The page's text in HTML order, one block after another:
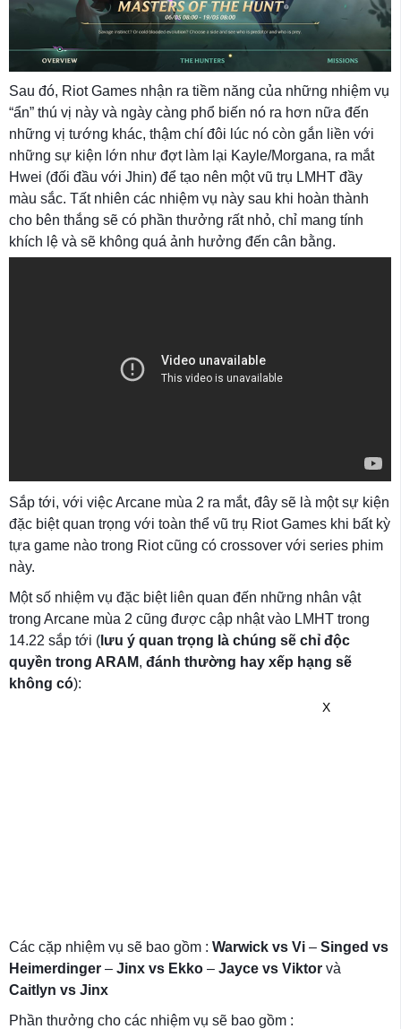
Sau đó, Riot Games nhận ra tiềm năng của những nhiệm vụ
“ẩn” thú vị này và ngày càng phổ biến nó ra hơn nữa đến
những vị tướng khác, thậm chí đôi lúc nó còn gắn liền với
những sự kiện lớn như đợt làm lại Kayle/Morgana, ra mắt
Hwei (đối đầu với Jhin) để tạo nên một vũ trụ LMHT đầy
màu sắc. Tất nhiên các nhiệm vụ này sau khi hoàn thành
cho bên thắng sẽ có phần thưởng rất nhỏ, chỉ mang tính
khích lệ và sẽ không quá ảnh hưởng đến cân bằng.
Sắp tới, với việc Arcane mùa 2 ra mắt, đây sẽ là một sự kiện
đặc biệt quan trọng với toàn thể vũ trụ Riot Games khi bất kỳ
tựa game nào trong Riot cũng có crossover với series phim
này.
Một số nhiệm vụ đặc biệt liên quan đến những nhân vật
trong Arcane mùa 2 cũng được cập nhật vào LMHT trong
14.22 sắp tới ( lưu ý quan trọng là chúng sẽ chỉ độc
quyền trong ARAM, đánh thường hay xếp hạng sẽ
không có):
X
Các cặp nhiệm vụ sẽ bao gồm : Warwick vs Vi – Singed vs
Heimerdinger – Jinx vs Ekko – Jayce vs Viktor và
Caitlyn vs Jinx
Phần thưởng cho các nhiệm vụ sẽ bao gồm :